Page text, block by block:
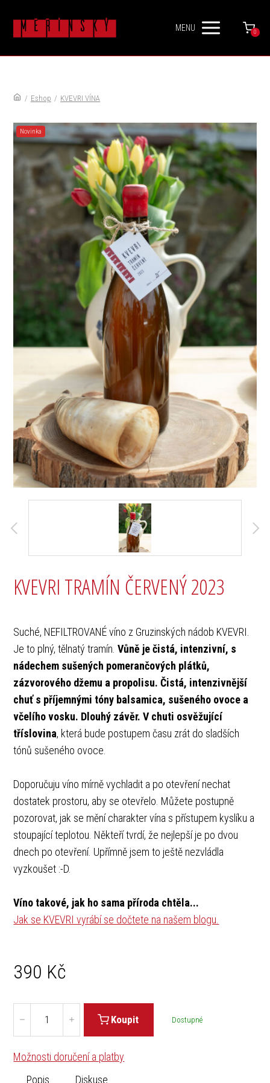
MENU 0
/ Eshop / KVEVRI VÍNA
Novinka
KVEVRI TRAMÍN ČERVENÝ 2023
Suché, NEFILTROVANÉ víno z Gruzinských nádob KVEVRI.
Je to plný, tělnatý tramín.Vůně je čistá, intenzivní, s
nádechem sušených pomerančových plátků,
zázvorového džemu a propolisu. Čistá, intenzivnější
chuť s příjemnými tóny balsamica, sušeného ovoce a
včelího vosku. Dlouhý závěr. V chuti osvěžující
tříslovina, která bude postupem času zrát do sladších
tónů sušeného ovoce.
Doporučuju víno mírně vychladit a po otevření nechat
dostatek prostoru, aby se otevřelo. Můžete postupně
pozorovat, jak se mění charakter vína s přístupem kyslíku a
stoupající teplotou. Někteří tvrdí, že nejlepší je po dvou
dnech po otevření. Upřímně jsem to ještě nezvládla
vyzkoušet :-D.
Víno takové, jak ho sama příroda chtěla...
Jak se KVEVRI vyrábí se dočtete na našem blogu.
390 Kč
Koupit Dostupné
Možnosti doručení a platby
Popis
Diskuse